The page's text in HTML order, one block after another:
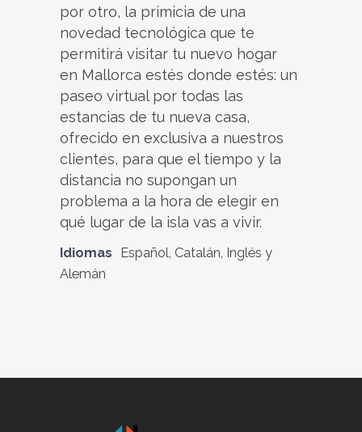
por otro, la primicia de una
novedad tecnológica que te
permitirá visitar tu nuevo hogar
en Mallorca estés donde estés: un
paseo virtual por todas las
estancias de tu nueva casa,
ofrecido en exclusiva a nuestros
clientes, para que el tiempo y la
distancia no supongan un
problema a la hora de elegir en
qué lugar de la isla vas a vivir.
Idiomas
Español, Catalán, Inglés y
Alemán